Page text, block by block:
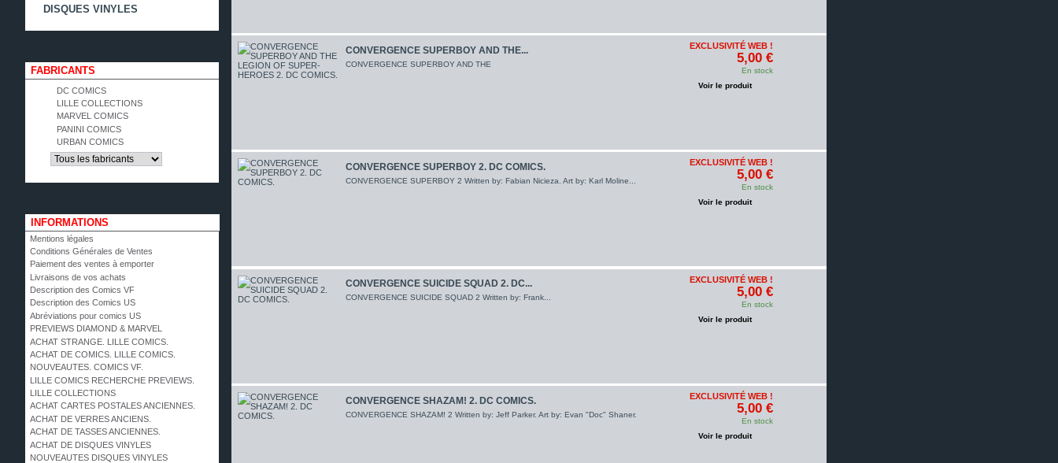
DISQUES VINYLES
FABRICANTS
DC COMICS
LILLE COLLECTIONS
MARVEL COMICS
PANINI COMICS
URBAN COMICS
INFORMATIONS
Mentions légales
Conditions Générales de Ventes
Paiement des ventes à emporter
Livraisons de vos achats
Description des Comics VF
Description des Comics US
Abréviations pour comics US
PREVIEWS DIAMOND & MARVEL
ACHAT STRANGE. LILLE COMICS.
ACHAT DE COMICS. LILLE COMICS.
NOUVEAUTES. COMICS VF.
LILLE COMICS RECHERCHE PREVIEWS.
LILLE COLLECTIONS
ACHAT CARTES POSTALES ANCIENNES.
ACHAT DE VERRES ANCIENS.
ACHAT DE TASSES ANCIENNES.
ACHAT DE DISQUES VINYLES
NOUVEAUTES DISQUES VINYLES
CONVERGENCE SUPERBOY AND THE...
CONVERGENCE SUPERBOY AND THE
EXCLUSIVITÉ WEB !
5,00 €
En stock
Voir le produit
CONVERGENCE SUPERBOY 2. DC COMICS.
CONVERGENCE SUPERBOY 2 Written by: Fabian Nicieza. Art by: Karl Moline...
EXCLUSIVITÉ WEB !
5,00 €
En stock
Voir le produit
CONVERGENCE SUICIDE SQUAD 2. DC...
CONVERGENCE SUICIDE SQUAD 2 Written by: Frank...
EXCLUSIVITÉ WEB !
5,00 €
En stock
Voir le produit
CONVERGENCE SHAZAM! 2. DC COMICS.
CONVERGENCE SHAZAM! 2 Written by: Jeff Parker. Art by: Evan "Doc" Shaner.
EXCLUSIVITÉ WEB !
5,00 €
En stock
Voir le produit